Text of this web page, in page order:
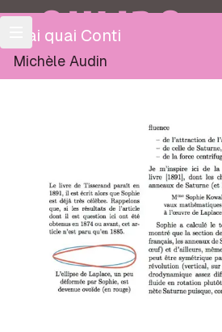
OULIPO
Mai quai Conti
Michèle Audin